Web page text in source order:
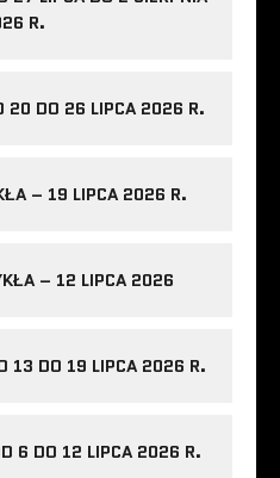
R.
20 DO 26 LIPCA 2026 R.
– 19 LIPCA 2026 R.
– 12 LIPCA 2026
13 DO 19 LIPCA 2026 R.
6 DO 12 LIPCA 2026 R.